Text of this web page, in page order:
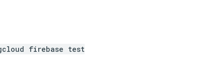
firebase test